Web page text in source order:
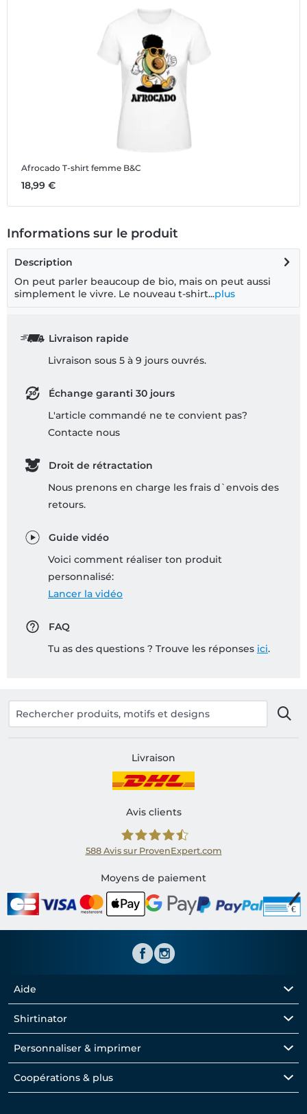
Afrocado T-shirt femme B&C
18,99 €
Informations sur le produit
Description
On peut parler beaucoup de bio, mais on peut aussi
simplement le vivre. Le nouveau t-shirt...plus
Livraison rapide
Livraison sous 5 à 9 jours ouvrés.
Échange garanti 30 jours
L'article commandé ne te convient pas?
Contacte nous
Droit de rétractation
Nous prenons en charge les frais d`envois des
retours.
Guide vidéo
Voici comment réaliser ton produit
personnalisé:
Lancer la vidéo
FAQ
Tu as des questions ? Trouve les réponses ici.
Livraison
Avis clients
Shirtinator FR
588 Avis sur ProvenExpert.com
Moyens de paiement
Aide
Shirtinator
Personnaliser & imprimer
Coopérations & plus